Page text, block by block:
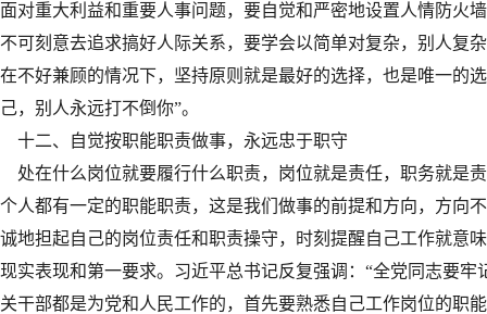
面对重大利益和重要人事问题，要自觉和严密地设置人情防火
不可刻意去追求搞好人际关系，要学会以简单对复杂，别人复
在不好兼顾的情况下，坚持原则就是最好的选择，也是唯一的
己，别人永远打不倒你”。
十二、自觉按职能职责做事，永远忠于职守
处在什么岗位就要履行什么职责，岗位就是责任，职务就是
个人都有一定的职能职责，这是我们做事的前提和方向，方向
诚地担起自己的岗位责任和职责操守，时刻提醒自己工作就意
现实表现和第一要求。习近平总书记反复强调：“全党同志要
关干部都是为党和人民工作的，首先要熟悉自己工作岗位的职